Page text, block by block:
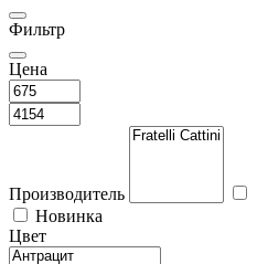
Фильтр
Цена
Производитель
Новинка
Цвет